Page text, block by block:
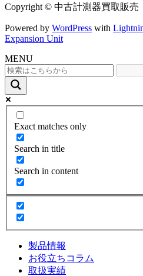
Copyright © 中古計測器買取販売
Powered by WordPress with
Expansion Unit
MENU
Exact matches only
Search in title
Search in content
製品情報
お役立ちコラム
取扱実績